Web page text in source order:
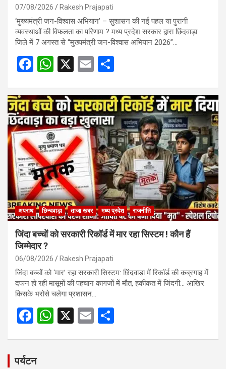
07/08/2026 Rakesh Prajapati
‘मुख्यमंत्री जन-विश्वास अभियान’ – सुशासन की नई पहल या पुरानी
व्यवस्थाओं की विफलता का परिणाम ? मध्य प्रदेश सरकार द्वारा छिंदवाड़ा
जिले में 7 अगस्त से “मुख्यमंत्री जन-विश्वास अभियान 2026”…
F
ce
b
o
o
k
W
at
s
A
p
p
X
E
ail ar
e
अपराध छिन्दवाड़ा ताजा खबर मध्य प्रदेश राजनीति
जिंदा बच्चों को सरकारी रिकॉर्ड में मार रहा सिस्टम ! कौन हैं
जिम्मेदार ?
06/08/2026 Rakesh Prajapati
जिंदा बच्चों को ‘मार’ रहा सरकारी सिस्टम: छिंदवाड़ा में रिकॉर्ड की कब्रगाह में
दफन हो रही मासूमों की पहचान कागजों में मौत, हकीकत में जिंदगी… आखिर
किसके भरोसे चलेगा प्रशासन…
F
b
W
X
E
पर्यटन